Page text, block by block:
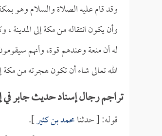
وقد قام عليه الصلاة والسلام وهو
وأن يكون انتقاله من مكة إلى
له أن منعة وعندهم قوة، وأنهم
الله تعالى شاء أن تكون هجرته من مكة
تراجم رجال إسناد حديث جابر في
قوله: [ حدثنامحمد بن كثير].